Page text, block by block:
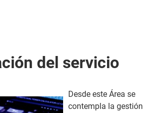
del servicio
Desde este Área se
contempla la gestión